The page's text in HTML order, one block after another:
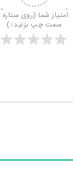
امتیاز شما (روی ستاره
سمت چپ بزنید↓)